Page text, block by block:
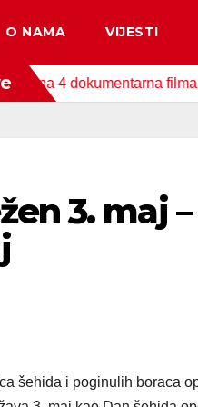
O NAMA VIJESTI
dokumentarna filma o
3. maj
šehida i poginulih boraca